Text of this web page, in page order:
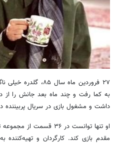
۲۷ فروردین ماه سال
داشت و مشغول بازی در سریال پربیننده دهه‌ی ۸۰ یعنی
او تنها توانست در ۳۶